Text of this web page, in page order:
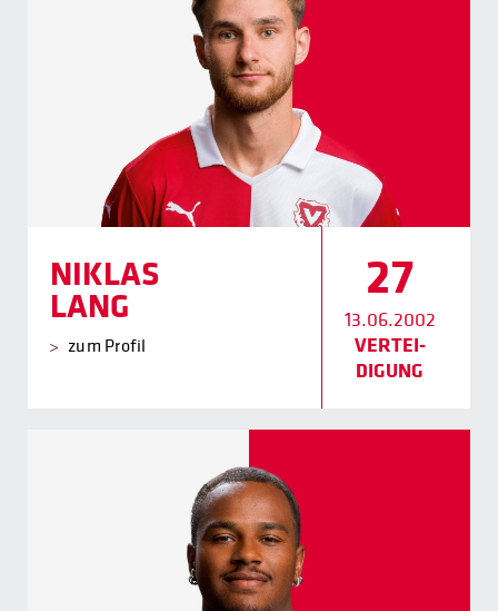
NIKLAS
LANG
zum Profil
27
13.06.2002
VERTEI­
DIGUNG